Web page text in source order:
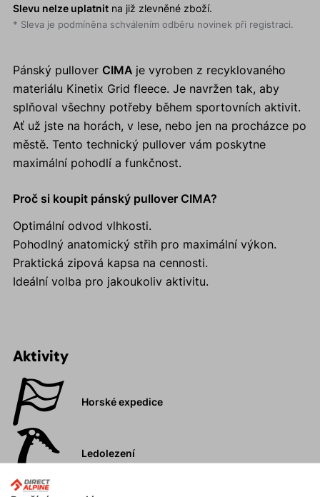
Slevu nelze uplatnitna již zlevněné zboží.
* Sleva je podmíněna schválením odběru novinek při registraci.
Pánský pullover CIMA je vyroben z recyklovaného
materiálu Kinetix Grid fleece. Je navržen tak, aby
splňoval všechny potřeby během sportovních aktivit.
Ať už jste na horách, v lese, nebo jen na procházce po
městě. Tento technický pullover vám poskytne
maximální pohodlí a funkčnost.
Proč si koupit pánský pullover CIMA?
Optimální odvod vlhkosti.
Pohodlný anatomický střih pro maximální výkon.
Praktická zipová kapsa na cennosti.
Ideální volba pro jakoukoliv aktivitu.
Aktivity
Horské expedice
Ledolezení